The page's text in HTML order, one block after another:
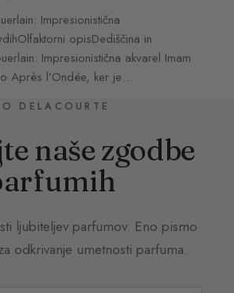
Impresionistična
opisDediščina in
Impresionistična akvarel Imam
Après l’Ondée, ker je…
DELACOURTE
naše zgodbe
ljubiteljev parfumov. Eno pismo
odkrivanje umetnosti parfuma.